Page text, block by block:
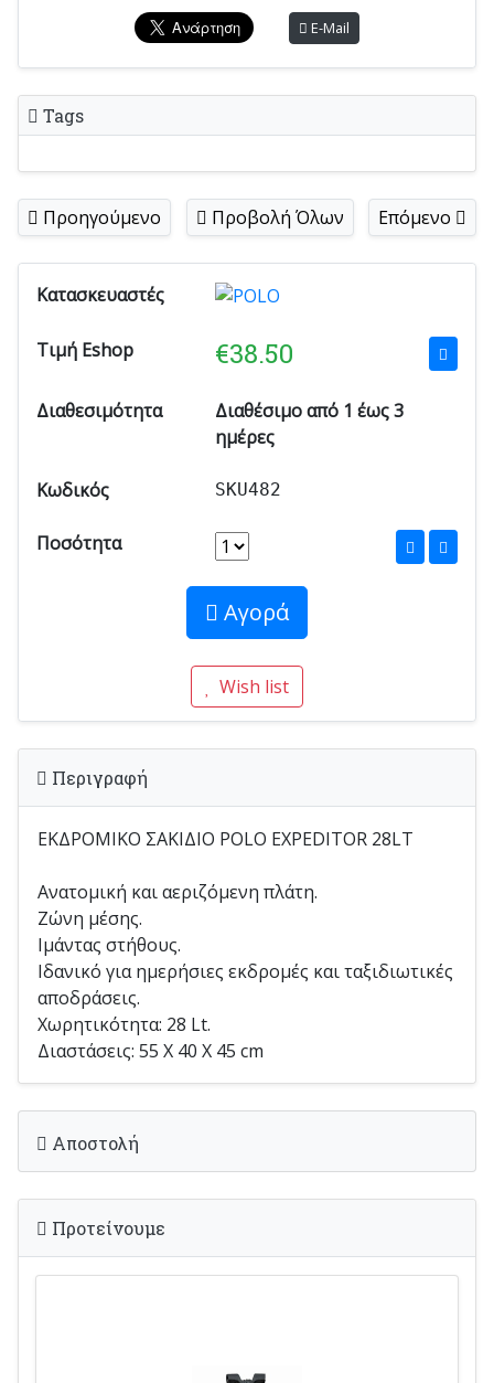
E-Mail
Tags
Προηγούμενο Προβολή Όλων Επόμενο
Κατασκευαστές
Τιμή Eshop €38.50
Διαθεσιμότητα
Διαθέσιμο από 1 έως 3
ημέρες
Κωδικός SKU482
Ποσότητα
Αγορά
Wish list
Περιγραφή
ΕΚΔΡΟΜΙΚΟ ΣΑΚΙΔΙΟ POLO EXPEDITOR 28LT
Ανατομική και αεριζόμενη πλάτη.
Ζώνη μέσης.
Ιμάντας στήθους.
Ιδανικό για ημερήσιες εκδρομές και ταξιδιωτικές
αποδράσεις.
Χωρητικότητα: 28 Lt.
Διαστάσεις: 55 Χ 40 Χ 45 cm
Αποστολή
Προτείνουμε